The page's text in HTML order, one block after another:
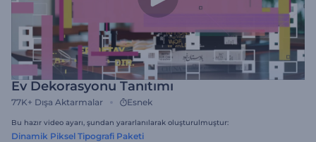
Ev Dekorasyonu Tanıtımı
77K+ Dışa Aktarmalar Esnek
Bu hazır video ayarı, şundan yararlanılarak oluşturulmuştur:
Dinamik Piksel Tipografi Paketi